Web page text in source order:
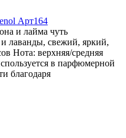
Арт164
и лайма чуть
лаванды, свежий, яркий,
Нота: верхняя/средняя
в парфюмерной
благодаря